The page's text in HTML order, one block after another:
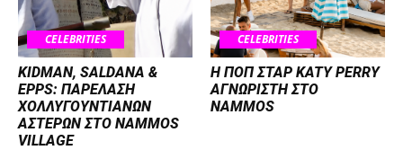
CELEBRITIES
KIDMAN, SALDANA &
EPPS: ΠΑΡΕΛΑΣΗ
ΧΟΛΛΥΓΟΥΝΤΙΑΝΩΝ
ΑΣΤΕΡΩΝ ΣΤΟ NAMMOS
VILLAGE
CELEBRITIES
H ΠΟΠ ΣΤΑΡ KATY PERRY
ΑΓΝΩΡΙΣΤΗ ΣΤΟ
NAMMOS